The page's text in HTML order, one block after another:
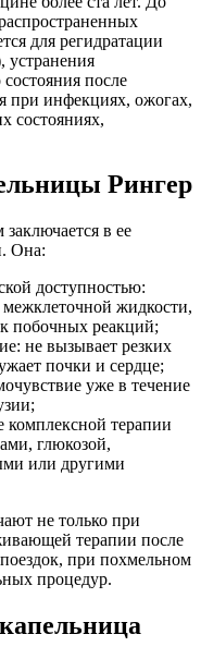
для регидратации
устранения
после
при инфекциях, ожогах,
состояниях,
Рингер
в ее
Она:
доступностью:
межклеточной жидкости,
побочных реакций;
не вызывает резких
почки и сердце;
уже в течение
комплексной терапии
глюкозой,
или другими
не только при
терапии после
при похмельном
процедур.